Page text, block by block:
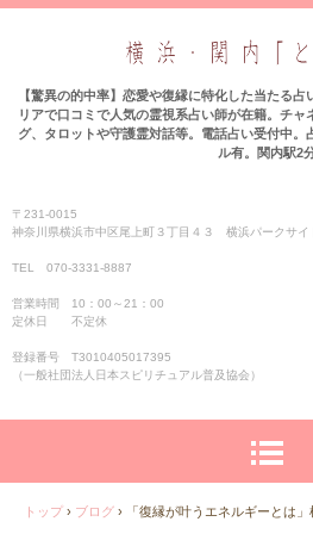
【驚異の的中率】恋愛や復縁に特化した当たる
リアで口コミで人気の霊視系占い師が在籍。チ
グ、タロットや守護霊対話等。電話占い受付中
ル有。関内駅2
〒231-0015
神奈川県横浜市中区尾上町３丁目４３ 横浜パークサイ
TEL 070-3331‐8887
営業時間 10：00～21：00
定休日 不定休
登録番号 T3010405017395
（一般社団法人日本スピリチュアル普及協会）
トップ › ブログ › 「復縁が叶うエネルギーとは